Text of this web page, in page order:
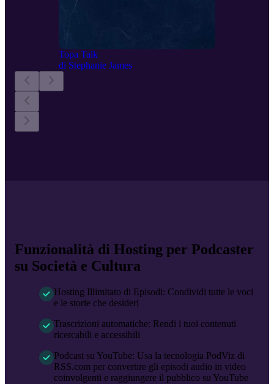
Topa Talk
di Stephanie James
Funzionalità di Hosting per Podcaster
su Società e Cultura
Hosting Illimitato di Episodi: Condividi tutte le voci
e le storie che desideri
Trascrizioni automatiche: Rendi i tuoi contenuti
ricercabili e accessibili
Podcast su YouTube: Usa la tecnologia PodViz di
RSS.com per convertire gli episodi audio in video
coinvolgenti e raggiungere il pubblico su YouTube